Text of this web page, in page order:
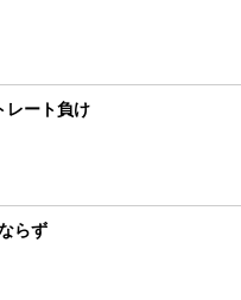
レート負け
らず